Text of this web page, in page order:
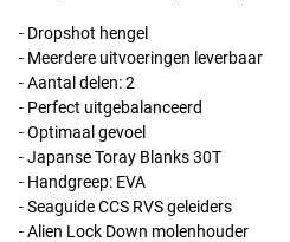
- Dropshot hengel
- Meerdere uitvoeringen leverbaar
- Aantal delen: 2
- Perfect uitgebalanceerd
- Optimaal gevoel
- Japanse Toray Blanks 30T
- Handgreep: EVA
- SeaguideCCS RVSgeleiders
- Alien Lock Down molenhouder